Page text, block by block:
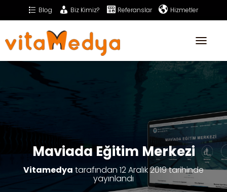
Blog Biz Kimiz? Referanslar Hizmetler
Sıkça Sorulan Sorular
g
g
v
i
g
t
o
Maviada Eğitim Merkezi
Vitamedya tarafından 12 Aralık 2019tarihinde
yayınlandı